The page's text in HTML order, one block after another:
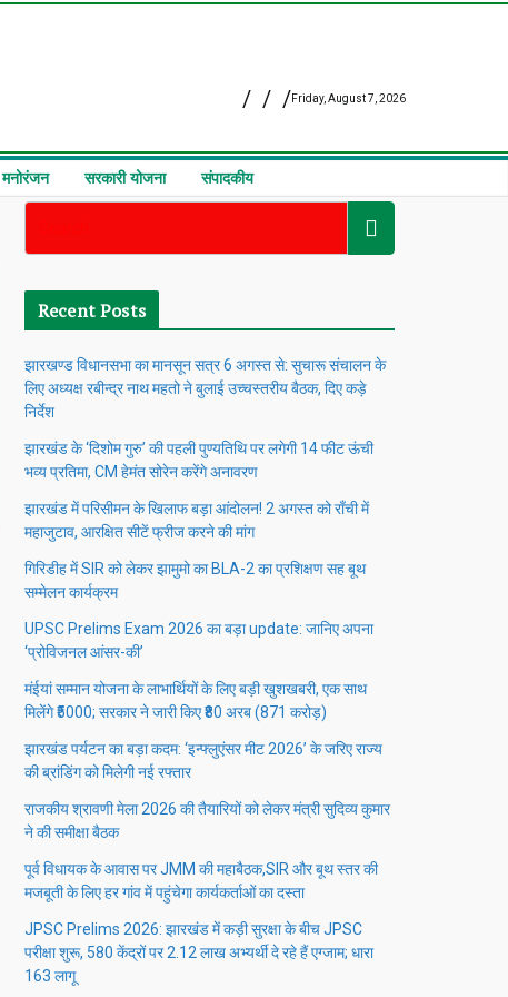
Friday, August 7, 2026
मनोरंजन सरकारी योजना संपादकीय
Recent Posts
झारखण्ड विधानसभा का मानसून सत्र 6 अगस्त से: सुचारू संचालन के
लिए अध्यक्ष रबीन्द्र नाथ महतो ने बुलाई उच्चस्तरीय बैठक, दिए कड़े
निर्देश
झारखंड के ‘दिशोम गुरु’ की पहली पुण्यतिथि पर लगेगी 14 फीट ऊंची
भव्य प्रतिमा, CM हेमंत सोरेन करेंगे अनावरण
झारखंड में परिसीमन के खिलाफ बड़ा आंदोलन! 2 अगस्त को राँची में
महाजुटाव, आरक्षित सीटें फ्रीज करने की मांग
गिरिडीह में SIR को लेकर झामुमो का BLA-2 का प्रशिक्षण सह बूथ
सम्मेलन कार्यक्रम
UPSC Prelims Exam 2026 का बड़ा update: जानिए अपना
‘प्रोविजनल आंसर-की’
मंईयां सम्मान योजना के लाभार्थियों के लिए बड़ी खुशखबरी, एक साथ
मिलेंगे ₹5000; सरकार ने जारी किए ₹80 अरब (871 करोड़)
झारखंड पर्यटन का बड़ा कदम: ‘इन्फ्लुएंसर मीट 2026’ के जरिए राज्य
की ब्रांडिंग को मिलेगी नई रफ्तार
राजकीय श्रावणी मेला 2026 की तैयारियों को लेकर मंत्री सुदिव्य कुमार
ने की समीक्षा बैठक
पूर्व विधायक के आवास पर JMM की महाबैठक,SIR और बूथ स्तर की
मजबूती के लिए हर गांव में पहुंचेगा कार्यकर्ताओं का दस्ता
JPSC Prelims 2026: झारखंड में कड़ी सुरक्षा के बीच JPSC
परीक्षा शुरू, 580 केंद्रों पर 2.12 लाख अभ्यर्थी दे रहे हैं एग्जाम; धारा
163 लागू